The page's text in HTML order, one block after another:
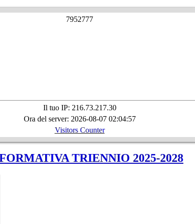
7952777
Il tuo IP: 216.73.217.30
Ora del server: 2026-08-07 02:04:57
Visitors Counter
TRIENNIO 2025-2028